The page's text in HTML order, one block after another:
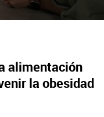
alimentación
la obesidad